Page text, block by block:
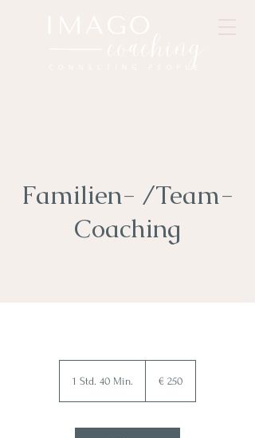
Familien- /Team-
Coaching
1 Std. 40 Min.
d
€ 250